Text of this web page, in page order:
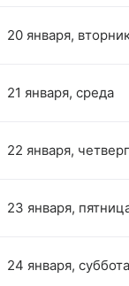
20 января,
21 января, среда
22 января, четверг
23 января,
24 января, суббота